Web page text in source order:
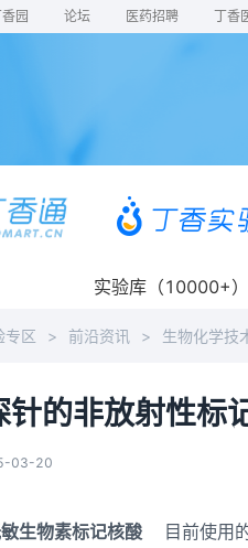
园 论坛 医药招聘 丁香
实验库（10000+）
专区 > 前沿资讯 > 生物化学技
针的非放射性标
03-20
生物素标记核酸
目前使用